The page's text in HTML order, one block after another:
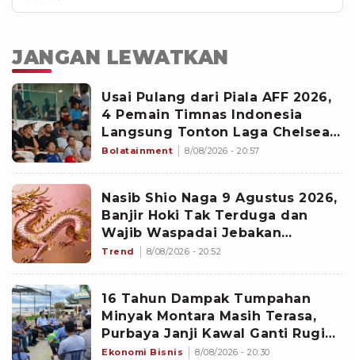
JANGAN LEWATKAN
Usai Pulang dari Piala AFF 2026,
4 Pemain Timnas Indonesia
Langsung Tonton Laga Chelsea
Menghadapi AC Milan di GBK
Bolatainment 8/08/2026 - 20:57
Nasib Shio Naga 9 Agustus 2026,
Banjir Hoki Tak Terduga dan
Wajib Waspadai Jebakan
Kesialan
Trend 8/08/2026 - 20:52
16 Tahun Dampak Tumpahan
Minyak Montara Masih Terasa,
Purbaya Janji Kawal Ganti Rugi
dan Pemulihan Lingkungan
Ekonomi Bisnis 8/08/2026 - 20:30